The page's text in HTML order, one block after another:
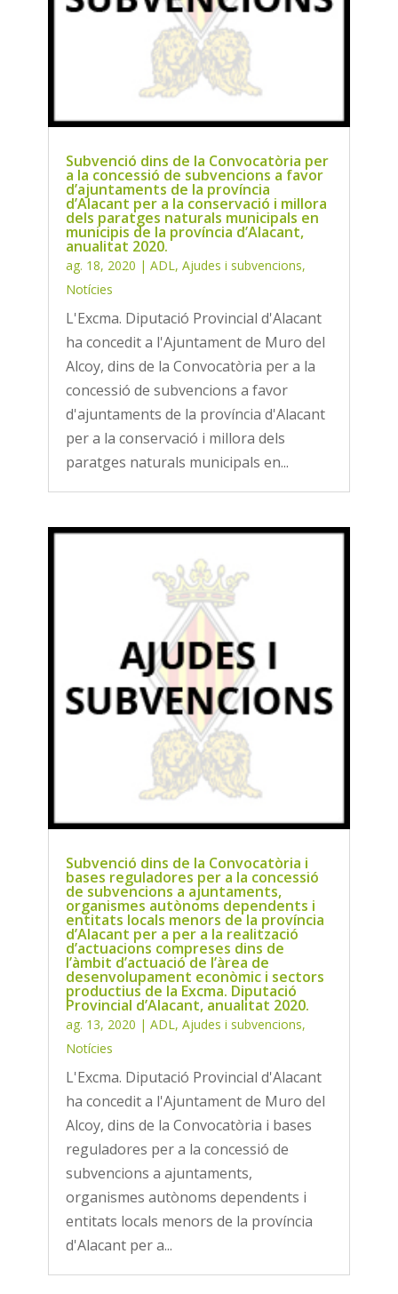
Subvenció dins de la Convocatòria per
a la concessió de subvencions a favor
d’ajuntaments de la província
d’Alacant per a la conservació i millora
dels paratges naturals municipals en
municipis de la província d’Alacant,
anualitat 2020.
ag. 18, 2020 | ADL, Ajudes i subvencions,
Notícies
L'Excma. Diputació Provincial d'Alacant
ha concedit a l'Ajuntament de Muro del
Alcoy, dins de la Convocatòria per a la
concessió de subvencions a favor
d'ajuntaments de la província d'Alacant
per a la conservació i millora dels
paratges naturals municipals en...
Subvenció dins de la Convocatòria i
bases reguladores per a la concessió
de subvencions a ajuntaments,
organismes autònoms dependents i
entitats locals menors de la província
d’Alacant per a per a la realització
d’actuacions compreses dins de
l’àmbit d’actuació de l’àrea de
desenvolupament econòmic i sectors
productius de la Excma. Diputació
Provincial d’Alacant, anualitat 2020.
ag. 13, 2020 | ADL, Ajudes i subvencions,
Notícies
L'Excma. Diputació Provincial d'Alacant
ha concedit a l'Ajuntament de Muro del
Alcoy, dins de la Convocatòria i bases
reguladores per a la concessió de
subvencions a ajuntaments,
organismes autònoms dependents i
entitats locals menors de la província
d'Alacant per a...